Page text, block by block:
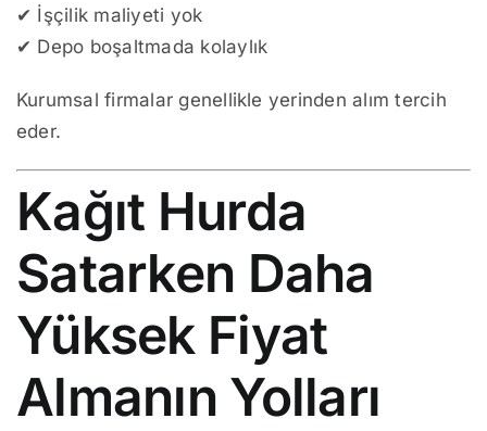
✔ İşçilik maliyeti yok
✔ Depo boşaltmada kolaylık
Kurumsal firmalar genellikle yerinden alım tercih
eder.
Kağıt Hurda
Satarken Daha
Yüksek Fiyat
Almanın Yolları